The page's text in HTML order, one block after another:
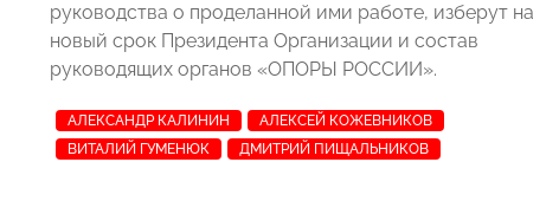
руководства о проделанной ими работе, изберут на
новый срок Президента Организации и состав
руководящих органов «ОПОРЫ РОССИИ».
АЛЕКСАНДР КАЛИНИН
АЛЕКСЕЙ КОЖЕВНИКОВ
ВИТАЛИЙ ГУМЕНЮК
ДМИТРИЙ ПИЩАЛЬНИКОВ